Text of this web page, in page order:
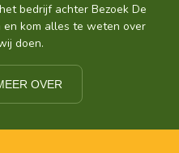
bedrijf achter Bezoek De
kom alles te weten over
doen.
OVER